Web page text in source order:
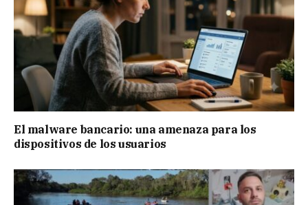
El malware bancario: una amenaza para los
dispositivos de los usuarios